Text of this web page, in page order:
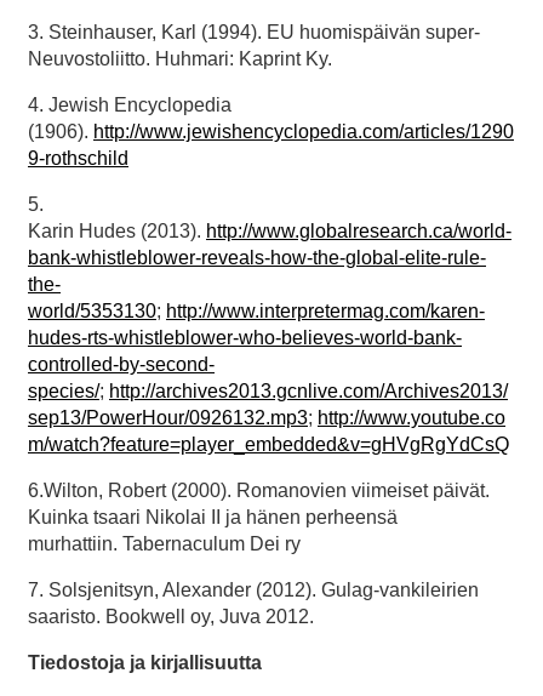
3. Steinhauser, Karl (1994). EU huomispäivän super-
Neuvostoliitto. Huhmari: Kaprint Ky.
4. Jewish Encyclopedia
(1906). http://www.jewishencyclopedia.com/articles/1290
9-rothschild
5.
Karin Hudes (2013). http://www.globalresearch.ca/world-
bank-whistleblower-reveals-how-the-global-elite-rule-
the-
world/5353130; http://www.interpretermag.com/karen-
hudes-rts-whistleblower-who-believes-world-bank-
controlled-by-second-
species/; http://archives2013.gcnlive.com/Archives2013/
sep13/PowerHour/0926132.mp3; http://www.youtube.co
m/watch?feature=player_embedded&v=gHVgRgYdCsQ
6.Wilton, Robert (2000). Romanovien viimeiset päivät.
Kuinka tsaari Nikolai II ja hänen perheensä
murhattiin. Tabernaculum Dei ry
7. Solsjenitsyn, Alexander (2012). Gulag-vankileirien
saaristo. Bookwell oy, Juva 2012.
Tiedostoja ja kirjallisuutta